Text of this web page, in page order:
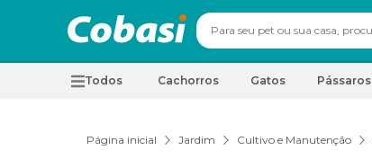
Todos Cachorros Gatos Pássaros
Página inicial Jardim Cultivo e Manutenção